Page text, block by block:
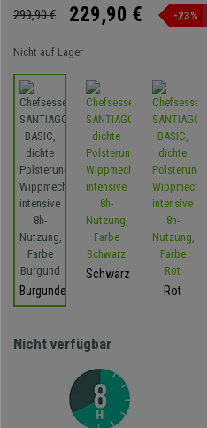
299,90 € 229,90 € -23%
Nicht auf Lager
Burgunder
Schwarz
Rot
Nicht verfügbar